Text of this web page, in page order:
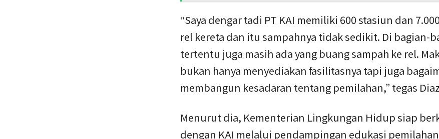
“Saya dengar tadi PT KAI memiliki 600 stasiun dan
rel kereta dan itu sampahnya tidak sedikit. Di bagian-
tertentu juga masih ada yang buang sampah ke rel.
bukan hanya menyediakan fasilitasnya tapi juga
membangun kesadaran tentang pemilahan,” tegas
Menurut dia, Kementerian Lingkungan Hidup siap
dengan KAI melalui pendampingan edukasi